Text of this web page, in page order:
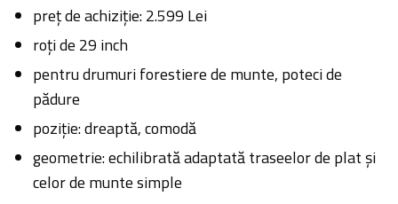
preț de achiziție: 2.599 Lei
roți de 29 inch
pentru drumuri forestiere de munte, poteci de
pădure
poziție: dreaptă, comodă
geometrie: echilibrată adaptată traseelor de plat și
celor de munte simple